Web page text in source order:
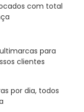
com total
para
clientes
por dia, todos